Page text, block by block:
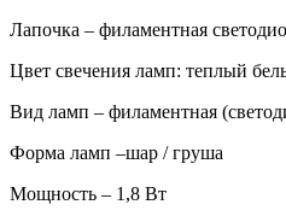
Лапочка – филаментная
Цвет свечения ламп: теплый
Вид ламп – филаментная
Форма ламп –шар / груша
Мощность – 1,8 Вт